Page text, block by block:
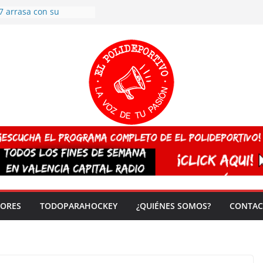
arrasa con su
España sub20
del mundo
vez!
TODOPARAHOCKEY ¿QUIÉNES SOMOS?